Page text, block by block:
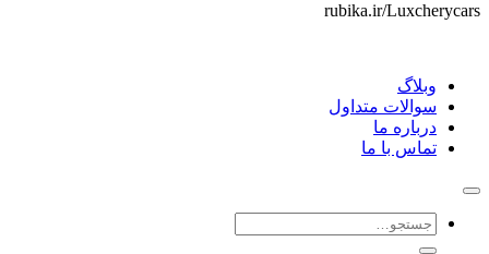
rubika.ir/Luxcherycars
وبلاگ
سوالات متداول
درباره ما
تماس با ما
جستجو